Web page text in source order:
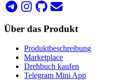
Über das Produkt
Produktbeschreibung
Marketplace
Drehbuch kaufen
Telegram Mini App